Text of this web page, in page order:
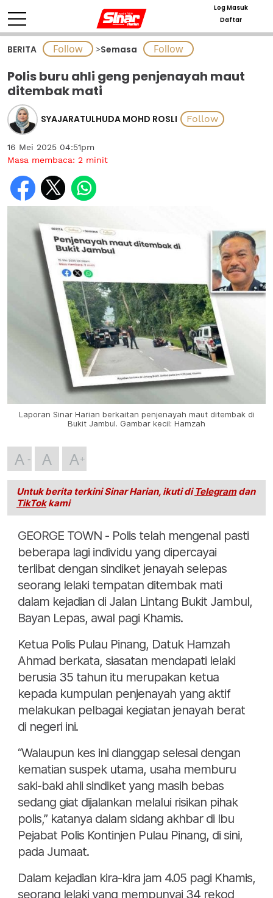
Log Masuk
Daftar
BERITA >Semasa
Polis buru ahli geng penjenayah maut
ditembak mati
SYAJARATULHUDA MOHD ROSLI
16 Mei 2025 04:51pm
Masa membaca: 2 minit
Laporan Sinar Harian berkaitan penjenayah maut ditembak di
Bukit Jambul. Gambar kecil: Hamzah
A A A
Untuk berita terkini Sinar Harian, ikuti di Telegramdan
TikTokkami
GEORGE TOWN - Polis telah mengenal pasti
beberapa lagi individu yang dipercayai
terlibat dengan sindiket jenayah selepas
seorang lelaki tempatan ditembak mati
dalam kejadian di Jalan Lintang Bukit Jambul,
Bayan Lepas, awal pagi Khamis.
Ketua Polis Pulau Pinang, Datuk Hamzah
Ahmad berkata, siasatan mendapati lelaki
berusia 35 tahun itu merupakan ketua
kepada kumpulan penjenayah yang aktif
melakukan pelbagai kegiatan jenayah berat
di negeri ini.
“Walaupun kes ini dianggap selesai dengan
kematian suspek utama, usaha memburu
saki-baki ahli sindiket yang masih bebas
sedang giat dijalankan melalui risikan pihak
polis,” katanya dalam sidang akhbar di Ibu
Pejabat Polis Kontinjen Pulau Pinang, di sini,
pada Jumaat.
Dalam kejadian kira-kira jam 4.05 pagi Khamis,
seorang lelaki yang mempunyai 34 rekod